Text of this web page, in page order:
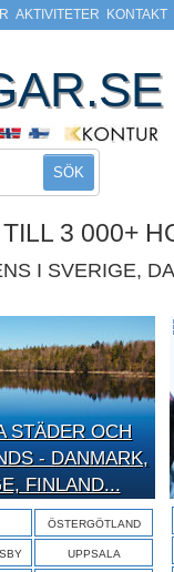
AKTIVITETER KONTAKT
SÖK
3 000+
I SVERIGE,
STÄDER OCH
- DANMARK,
FINLAND...
ÖSTERGÖTLAND
UPPSALA